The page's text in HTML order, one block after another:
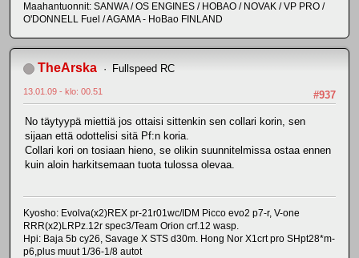
Maahantuonnit: SANWA / OS ENGINES / HOBAO / NOVAK / VP PRO /
O'DONNELL Fuel / AGAMA - HoBao FINLAND
TheArska Fullspeed RC
#937
13.01.09 - klo: 00.51
No täytyypä miettiä jos ottaisi sittenkin sen collari korin, sen
sijaan että odottelisi sitä Pf:n koria.
Collari kori on tosiaan hieno, se olikin suunnitelmissa ostaa ennen
kuin aloin harkitsemaan tuota tulossa olevaa.
Kyosho: Evolva(x2)REX pr-21r01wc/IDM Picco evo2 p7-r, V-one
RRR(x2)LRPz.12r spec3/Team Orion crf.12 wasp.
Hpi: Baja 5b cy26, Savage X STS d30m. Hong Nor X1crt pro SHpt28*m-
p6,plus muut 1/36-1/8 autot